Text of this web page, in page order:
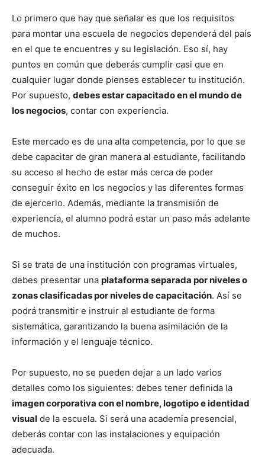
Lo primero que hay que señalar es que los requisitos
para montar una escuela de negocios dependerá del país
en el que te encuentres y su legislación. Eso sí, hay
puntos en común que deberás cumplir casi que en
cualquier lugar donde pienses establecer tu institución.
Por supuesto, debes estar capacitado en el mundo de
los negocios, contar con experiencia.
Este mercado es de una alta competencia, por lo que se
debe capacitar de gran manera al estudiante, facilitando
su acceso al hecho de estar más cerca de poder
conseguir éxito en los negocios y las diferentes formas
de ejercerlo. Además, mediante la transmisión de
experiencia, el alumno podrá estar un paso más adelante
de muchos.
Si se trata de una institución con programas virtuales,
debes presentar una plataforma separada por niveles o
zonas clasificadas por niveles de capacitación. Así se
podrá transmitir e instruir al estudiante de forma
sistemática, garantizando la buena asimilación de la
información y el lenguaje técnico.
Por supuesto, no se pueden dejar a un lado varios
detalles como los siguientes: debes tener definida la
imagen corporativa con el nombre, logotipo e identidad
visual de la escuela. Si será una academia presencial,
deberás contar con las instalaciones y equipación
adecuada.